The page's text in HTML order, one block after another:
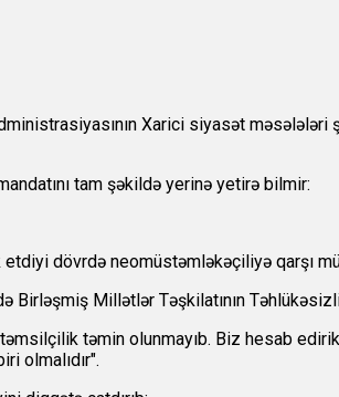
Xarici siyasət məsələləri
tam şəkildə yerinə yetirə bilmir:
dövrdə neomüstəmləkəçiliyə qarşı
Millətlər Təşkilatının
təmin olunmayıb. Biz hesab
olmalıdır".